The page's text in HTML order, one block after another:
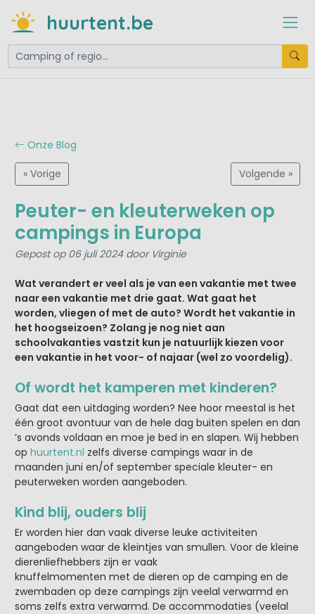
huurtent.be
Onze Blog
« Vorige Volgende »
Peuter- en kleuterweken op
campings in Europa
Gepost op 06 juli 2024 door Virginie
Wat verandert er veel als je van een vakantie met twee
naar een vakantie met drie gaat. Wat gaat het
worden, vliegen of met de auto? Wordt het vakantie in
het hoogseizoen? Zolang je nog niet aan
schoolvakanties vastzit kun je natuurlijk kiezen voor
een vakantie in het voor- of najaar (wel zo voordelig).
Of wordt het kamperen met kinderen?
Gaat dat een uitdaging worden? Nee hoor meestal is het
één groot avontuur van de hele dag buiten spelen en dan
’s avonds voldaan en moe je bed in en slapen. Wij hebben
op huurtent.nl zelfs diverse campings waar in de
maanden juni en/of september speciale kleuter- en
peuterweken worden aangeboden.
Kind blij, ouders blij
Er worden hier dan vaak diverse leuke activiteiten
aangeboden waar de kleintjes van smullen. Voor de kleine
dierenliefhebbers zijn er vaak
knuffelmomenten met de dieren op de camping en de
zwembaden op deze campings zijn veelal verwarmd en
soms zelfs extra verwarmd. De accommodaties (veelal